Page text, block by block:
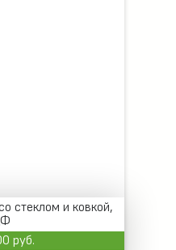
стеклом и ковкой,
руб.